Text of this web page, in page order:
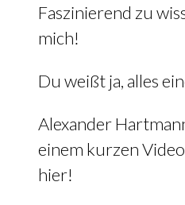
Faszinierend zu
mich!
Du weißt ja, alles
Alexander
einem kurzen
hier!